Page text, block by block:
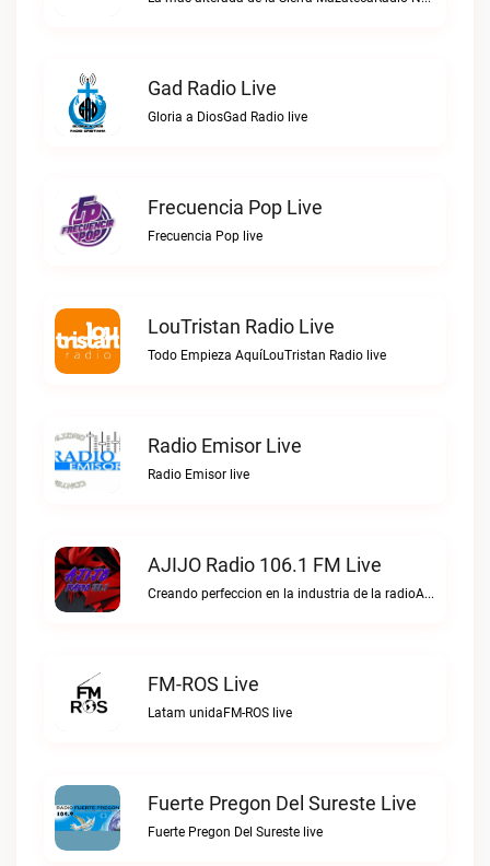
Gad Radio Live
Gloria a DiosGad Radio live
Frecuencia Pop Live
Frecuencia Pop live
LouTristan Radio Live
Todo Empieza AquíLouTristan Radio live
Radio Emisor Live
Radio Emisor live
AJIJO Radio 106.1 FM Live
Creando perfeccion en la industria de la radioAJIJO Radio 106.1 FM live
FM-ROS Live
Latam unidaFM-ROS live
Fuerte Pregon Del Sureste Live
Fuerte Pregon Del Sureste live